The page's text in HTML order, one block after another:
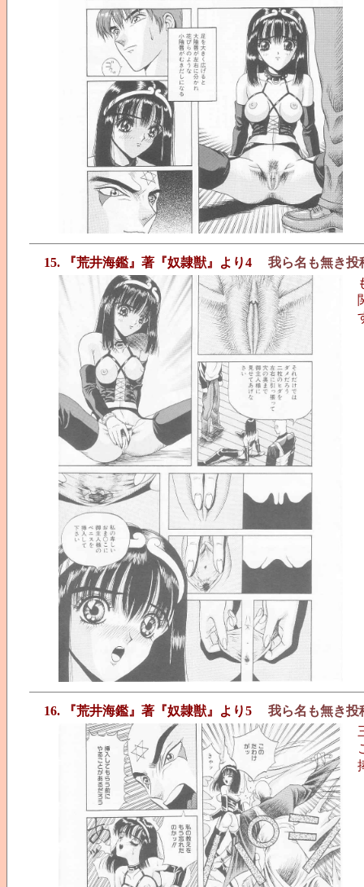
15. 『荒井海鑑』著『奴隷獣』より4
我ら名も無き投
16. 『荒井海鑑』著『奴隷獣』より5
我ら名も無き投